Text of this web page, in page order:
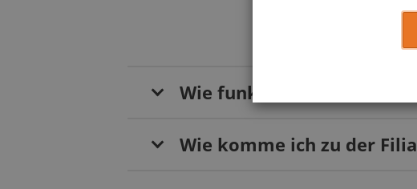
Wie funktioniert das?
Wie komme ich zu der